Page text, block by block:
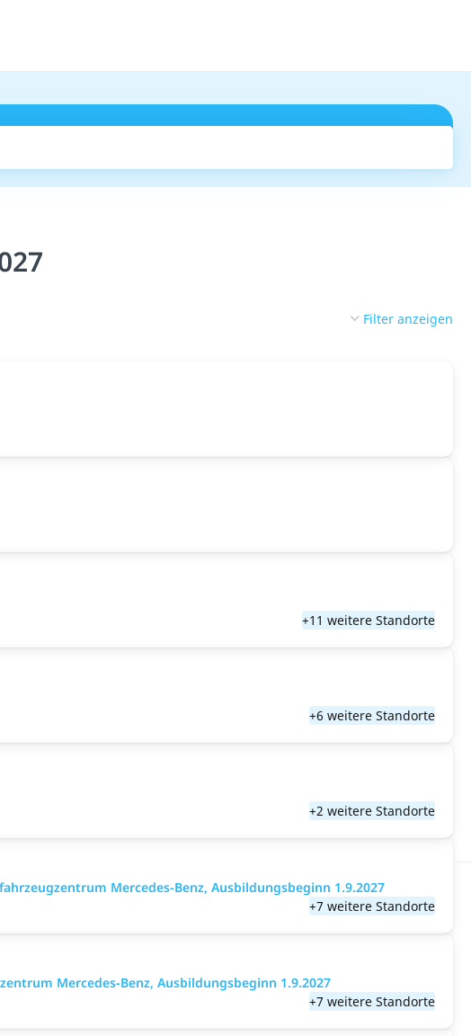
Filter anzeigen
+11 weitere Standorte
+6 weitere Standorte
+2 weitere Standorte
Mercedes-Benz, Ausbildungsbeginn 1.9.2027
+7 weitere Standorte
Mercedes-Benz, Ausbildungsbeginn 1.9.2027
+7 weitere Standorte